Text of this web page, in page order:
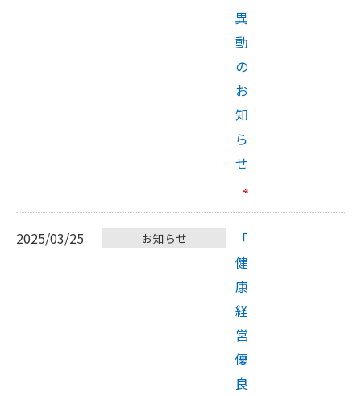
異
動
の
お
知
ら
せ
2025/03/25 お知らせ
「
健
康
経
営
優
良